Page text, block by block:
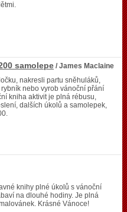
samolepe / James Maclaine
nakresli partu sněhuláků,
nebo vyrob vánoční přání
kniha aktivit je plná rébusu,
dalších úkolů a samolepek,
knihy plné úkolů s vánoční
na dlouhé hodiny. Je plná
Krásné Vánoce!